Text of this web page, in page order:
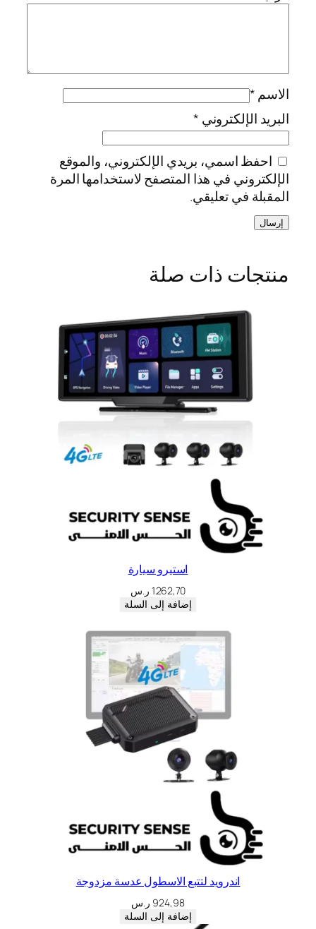
الاسم*
البريد الإلكتروني *
احفظ اسمي، بريدي الإلكتروني، والموقع
الإلكتروني في هذا المتصفح لاستخدامها المرة
المقبلة في تعليقي.
منتجات ذات صلة
استيرو سيارة
1.262,70 ر.س
إضافة إلى السلة
اندرويد لتتبع الاسطول عدسة مزدوجة
924,98 ر.س
إضافة إلى السلة